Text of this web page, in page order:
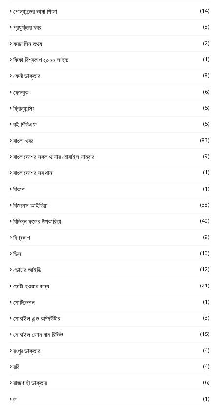
পোল্যান্ডের ভাষা শিক্ষা (14)
প্রযুক্তির খবর (8)
ফরমালিন তথ্য (2)
ফিফা বিশ্বকাপ ২০২২ লাইভ (1)
ফেনী ডাক্তার (8)
ফেসবুক (6)
ফ্রিল্যান্সিং (5)
বই পিডিএফ (5)
বাংলা খবর (83)
বাংলাদেশের সকল থানার মোবাইল নাম্বার (9)
বাংলাদেশের সব থানা (1)
বিকাশ (1)
বিজনেস আইডিয়া (38)
বিভিন্ন ফলের উপকারিতা (40)
বিশ্বকাপ (9)
ভিসা (10)
ভোটার আইডি (12)
মোটা হওয়ার জন্য (21)
মোটিভেশন (1)
মোবাইল এন্ড কম্পিউটার (3)
মোবাইল ফোন দাম রিভিউ (15)
রংপুর ডাক্তার (4)
রবি (4)
রাজশাহী ডাক্তার (6)
ল (1)